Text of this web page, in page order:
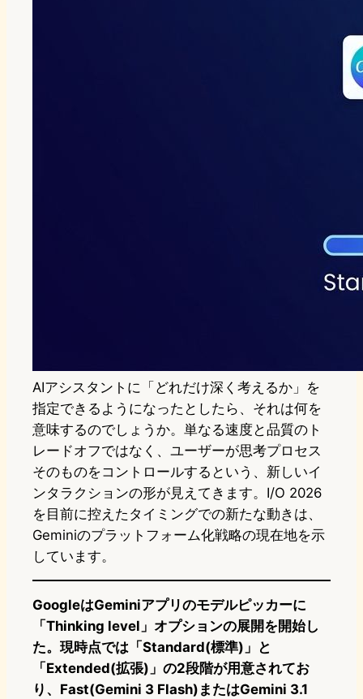
AIアシスタントに「どれだけ深く考えるか」を
指定できるようになったとしたら、それは何を
意味するのでしょうか。単なる速度と品質のト
レードオフではなく、ユーザーが思考プロセス
そのものをコントロールするという、新しいイ
ンタラクションの形が見えてきます。I/O 2026
を目前に控えたタイミングでの新たな動きは、
Geminiのプラットフォーム化戦略の現在地を示
しています。
GoogleはGeminiアプリのモデルピッカーに
「Thinking level」オプションの展開を開始し
た。現時点では「Standard(標準)」と
「Extended(拡張)」の2段階が用意されてお
り、Fast(Gemini 3 Flash)またはGemini 3.1